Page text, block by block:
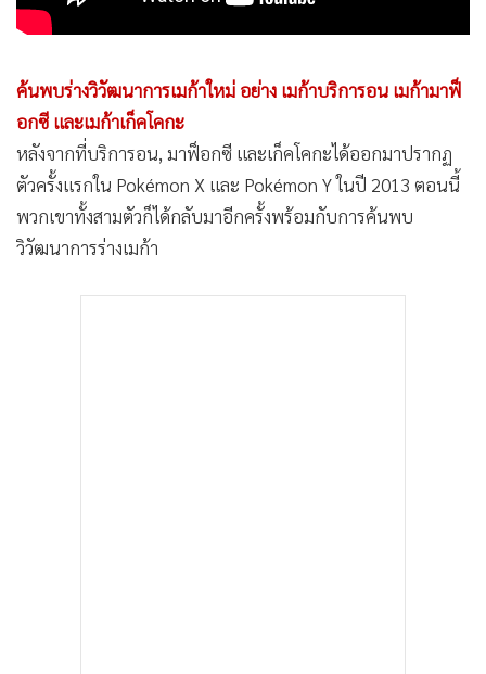
SMEs
• อินโดจีน
• กองทุนรวม
• Celeb Online
• Factcheck
• ญี่ปุ่น
• News1
Gotomanager
ค้นพบร่างวิวัฒนาการเมก้าใหม่ อย่าง เมก้าบริการอน เมก้ามาฟ็
อกซี และเมก้าเก็คโคกะ
หลังจากที่บริการอน, มาฟ็อกซี และเก็คโคกะได้ออกมาปรากฏ
ตัวครั้งแรกใน Pokémon X และ Pokémon Y ในปี 2013 ตอนนี้
พวกเขาทั้งสามตัวก็ได้กลับมาอีกครั้งพร้อมกับการค้นพบ
วิวัฒนาการร่างเมก้า